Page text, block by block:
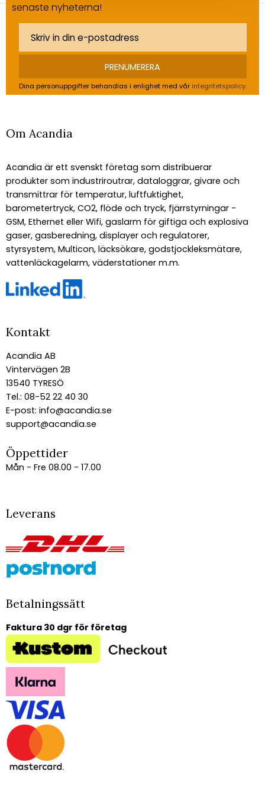
senaste nyheterna!
PRENUMERERA
Dina personuppgifter behandlas i enlighet med vår integritetspolicy.
Om Acandia
Acandia är ett svenskt företag som distribuerar
produkter som industriroutrar, dataloggrar, givare och
transmittrar för temperatur, luftfuktighet,
barometertryck, CO2, flöde och tryck, fjärrstyrningar -
GSM, Ethernet eller Wifi, gaslarm för giftiga och explosiva
gaser, gasberedning, displayer och regulatorer,
styrsystem, Multicon, läcksökare, godstjockleksmätare,
vattenläckagelarm, väderstationer m.m.
Kontakt
Acandia AB
Vintervägen 2B
13540 TYRESÖ
Tel.: 08-52 22 40 30
E-post: info@acandia.se
support@acandia.se
Öppettider
Mån - Fre 08.00 - 17.00
Leverans
Betalningssätt
Faktura 30 dgr för företag